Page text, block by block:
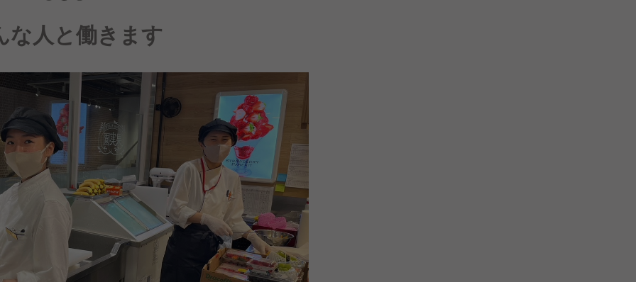
な人と働きます